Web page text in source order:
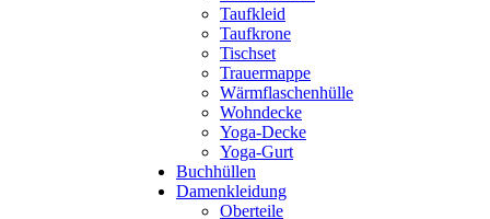
Taufkleid
Taufkrone
Tischset
Trauermappe
Wärmflaschenhülle
Wohndecke
Yoga-Decke
Yoga-Gurt
Buchhüllen
Damenkleidung
Oberteile